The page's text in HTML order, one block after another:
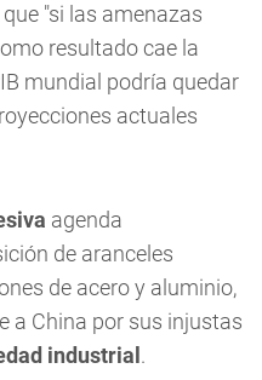
"si las amenazas
resultado cae la
mundial podría quedar
actuales
agenda
de aranceles
de acero y aluminio,
a China por sus injustas
industrial .